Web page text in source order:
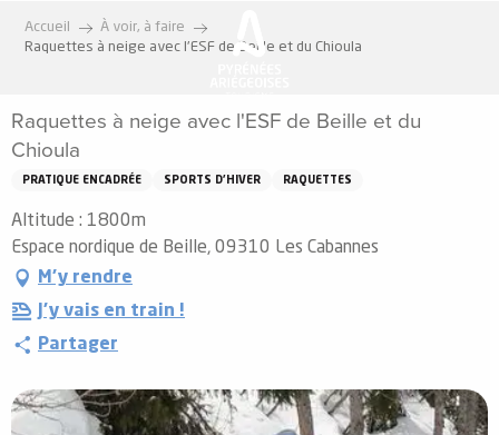
Accueil
À voir, à faire
Raquettes à neige avec l'ESF de Beille et du Chioula
Raquettes à neige avec l'ESF de Beille et du
Chioula
PRATIQUE ENCADRÉE SPORTS D'HIVER RAQUETTES
Altitude : 1800m
Espace nordique de Beille, 09310 Les Cabannes
M'y rendre
J'y vais en train !
Partager